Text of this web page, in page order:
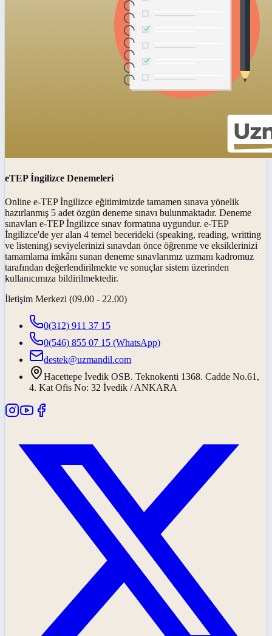
eTEP İngilizce Denemeleri
Online e-TEP İngilizce eğitimimizde tamamen sınava yönelik
hazırlanmış 5 adet özgün deneme sınavı bulunmaktadır. Deneme
sınavları e-TEP İngilizce sınav formatına uygundur. e-TEP
İngilizce'de yer alan 4 temel becerideki (speaking, reading, writting
ve listening) seviyelerinizi sınavdan önce öğrenme ve eksiklerinizi
tamamlama imkânı sunan deneme sınavlarımız uzmanı kadromuz
tarafından değerlendirilmekte ve sonuçlar sistem üzerinden
kullanıcımıza bildirilmektedir.
İletişim Merkezi (09.00 - 22.00)
0(312) 911 37 15
0(546) 855 07 15 (WhatsApp)
destek@uzmandil.com
Hacettepe İvedik OSB. Teknokenti 1368. Cadde No.61,
4. Kat Ofis No: 32 İvedik / ANKARA